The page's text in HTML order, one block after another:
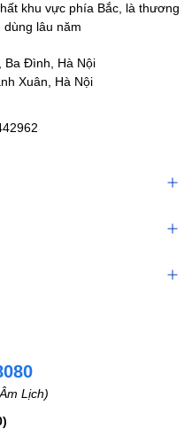
khu vực phía Bắc, là thương
lâu năm
Ba Đình, Hà Nội
Xuân, Hà Nội
Lịch)